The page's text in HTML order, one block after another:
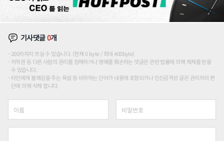
기사댓글0개
200자까지 쓰실 수 있습니다. (현재 0 byte / 최대 400byte)
저작권 등 다른 사람의 권리를 침해하거나 명예를 훼손하는 댓글은 관련 법률에 의해 제재를 받을
수 있습니다.
타인에게 불쾌감을 주는 욕설 등 비하하는 단어가 내용에 포함되거나 인신공격성 글은 관리자의 판
단에 의해 삭제 합니다.